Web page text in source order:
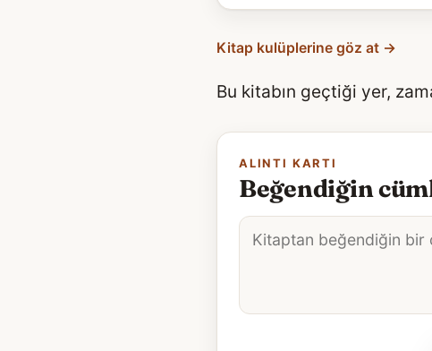
Kitap kulüplerine göz at →
Bu kitabın geçtiği yer,
ALINTI KARTI
Beğendiğin
Alıntı
metni